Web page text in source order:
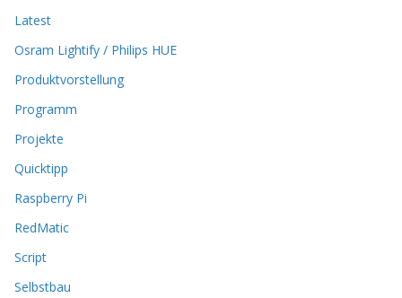
n
k
n
e
n
u
f
e
r
r
Latest
Osram Lightify / Philips HUE
Produktvorstellung
Programm
Projekte
Quicktipp
Raspberry Pi
RedMatic
Script
Selbstbau